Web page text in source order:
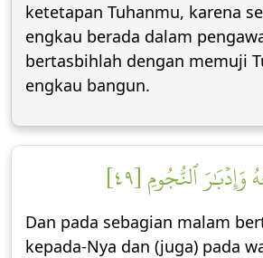
ketetapan Tuhanmu, karena
engkau berada dalam
bertasbihlah dengan memuji
engkau bangun.
ٱلنُّجُومِ [٤٩]
Dan pada sebagian malam
kepada-Nya dan (juga) pada